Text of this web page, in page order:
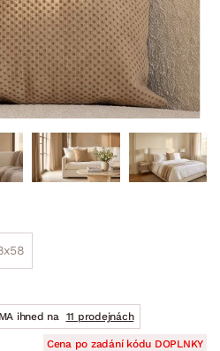
ihned na
11 prodejnách
Cena po zadání kódu DOPLNKY